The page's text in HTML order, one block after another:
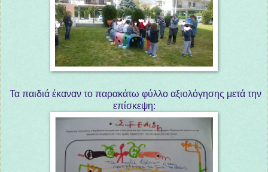
Τα παιδιά έκαναν το παρακάτω φύλλο αξιολόγησης μετά την
επίσκεψη: